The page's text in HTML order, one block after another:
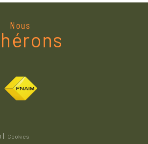
Nous
Cookies